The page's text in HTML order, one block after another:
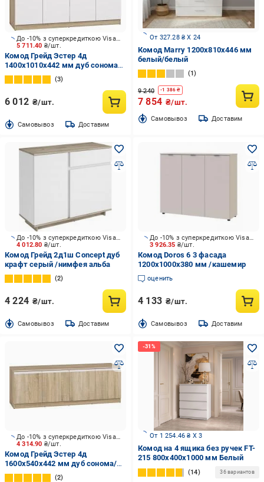
5 711.40 ₴/шт.
До -10% з суперкредиткою Visa Вигода
Комод Грейд Эстер 4д
1400x1010x442 мм дуб сонома/
белый
3
6 012 ₴/шт.
Cамовывоз Доставим
От 327.28 ₴ X 24
Комод Marry 1200x810x446 мм
белый/белый
1
9 240 -1 386 ₴
7 854 ₴/шт.
Cамовывоз Доставим
4 012.80 ₴/шт.
До -10% з суперкредиткою Visa Вигода
Комод Грейд 2д1ш Concept дуб
крафт серый /нимфея альба
2
4 224 ₴/шт.
Cамовывоз Доставим
3 926.35 ₴/шт.
До -10% з суперкредиткою Visa Вигода
Комод Doros 6 3 фасада
1200x1000x380 мм /кашемир
оценить
4 133 ₴/шт.
Cамовывоз Доставим
4 314.90 ₴/шт.
До -10% з суперкредиткою Visa Вигода
Комод Грейд Эстер 4д
1600x540x442 мм дуб сонома/
дуб сонома
2
От 1 254.46 ₴ X 3
Комод на 4 ящика без ручек FT-
215 800х400х1000 мм Белый
14 36 вариантов